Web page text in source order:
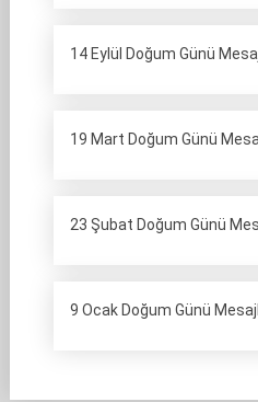
14 Eylül Doğum Günü
19 Mart Doğum Günü
23 Şubat Doğum Günü
9 Ocak Doğum Günü